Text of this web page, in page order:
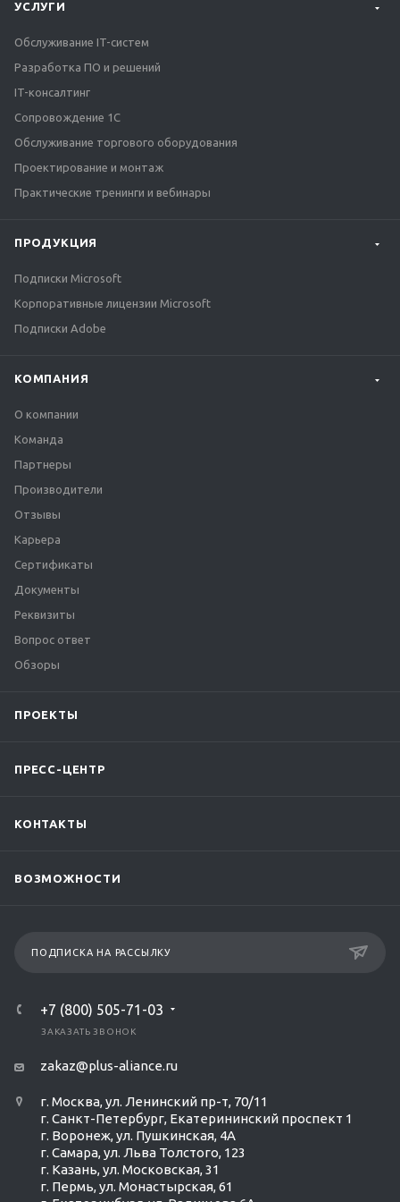
УСЛУГИ
Обслуживание IT-систем
Разработка ПО и решений
IT-консалтинг
Сопровождение 1С
Обслуживание торгового оборудования
Проектирование и монтаж
Практические тренинги и вебинары
ПРОДУКЦИЯ
Подписки Microsoft
Корпоративные лицензии Microsoft
Подписки Adobe
КОМПАНИЯ
О компании
Команда
Партнеры
Производители
Отзывы
Карьера
Сертификаты
Документы
Реквизиты
Вопрос ответ
Обзоры
ПРОЕКТЫ
ПРЕСС-ЦЕНТР
КОНТАКТЫ
ВОЗМОЖНОСТИ
ПОДПИСКА НА РАССЫЛКУ
+7 (800) 505-71-03
ЗАКАЗАТЬ ЗВОНОК
zakaz@plus-aliance.ru
г. Москва, ул. Ленинский пр-т, 70/11
г. Санкт-Петербург, Екатерининский проспект 1
г. Воронеж, ул. Пушкинская, 4А
г. Самара, ул. Льва Толстого, 123
г. Казань, ул. Московская, 31
г. Пермь, ул. Монастырская, 61